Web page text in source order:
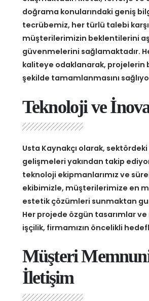
doğrama konularındaki geniş
tecrübemiz, her türlü talebi
müşterilerimizin beklentilerini
güvenmelerini sağlamaktadır.
kaliteye odaklanarak, projelerin
şekilde tamamlanmasını
Teknoloji ve
Usta Kaynakçı olarak,
gelişmeleri yakından takip
teknoloji ekipmanlarımız ve
ekibimizle, müşterilerimize en
estetik çözümleri sunmaktan
Her projede özgün tasarımlar
işçilik, firmamızın öncelikli
Müşteri
İletişim